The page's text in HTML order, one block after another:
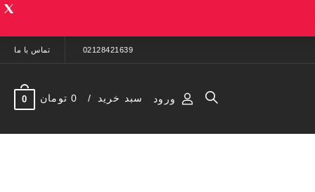
02128421639 تماس با ما
ورود سبد خرید 0 تومان 0